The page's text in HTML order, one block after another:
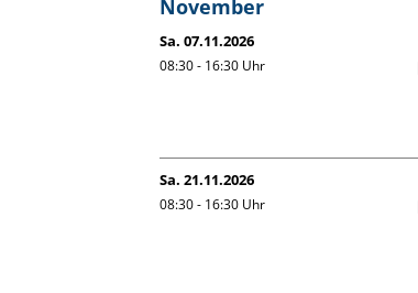
November
Sa. 07.11.2026
08:30 - 16:30 Uhr
Sa. 21.11.2026
08:30 - 16:30 Uhr